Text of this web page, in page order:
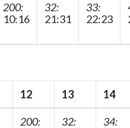
200:
10:16
32:
21:31
33:
22:23
12 13 14
200:
32:
34: